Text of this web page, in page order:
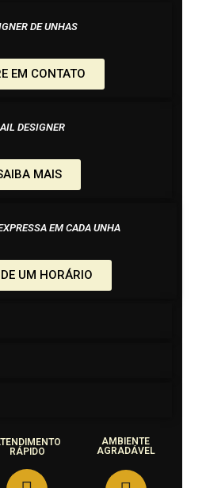
DE UNHAS
EM CONTATO
DESIGNER
MAIS
EM CADA UNHA
UM HORÁRIO
RÁPIDO
AMBIENTE
AGRADÁVEL